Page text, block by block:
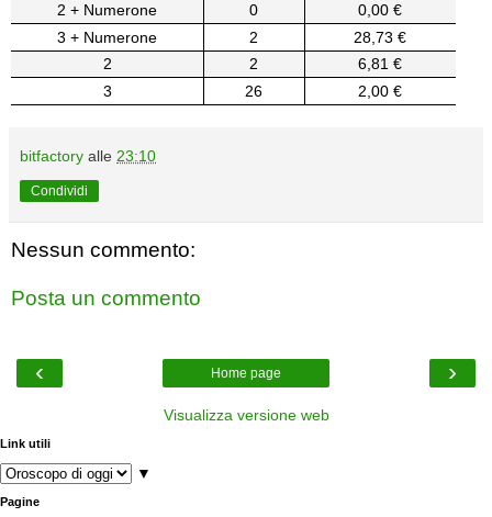
2 + Numerone
0
0,00 €
3 + Numerone
2
28,73 €
2
2
6,81 €
3
26 2,00 €
bitfactory alle 23:10
Condividi
Nessun commento:
Posta un commento
‹ ›
Home page
Visualizza versione web
Link utili
▼
Pagine